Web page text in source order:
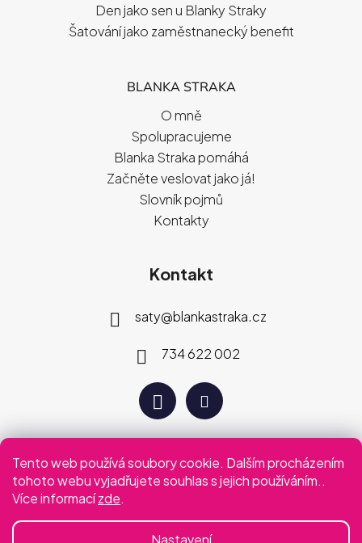
Tento web používá soubory cookie. Dalším procházením
tohoto webu vyjadřujete souhlas s jejich používáním..
Více informacízde.
Nastavení
Den jako sen u Blanky Straky
Šatování jako zaměstnanecký benefit
BLANKA STRAKA
O mně
Spolupracujeme
Blanka Straka pomáhá
Začněte veslovat jako já!
Slovník pojmů
Kontakty
Kontakt
saty@blankastraka.cz
734 622 002
Plaťte jak vám vyhovuje
Podmínky ochrany osobních údajů Obchodní podmínky